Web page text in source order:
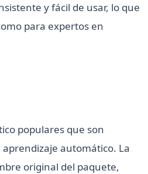
y fácil de usar, lo que
para expertos en
populares que son
automático. La
original del paquete,